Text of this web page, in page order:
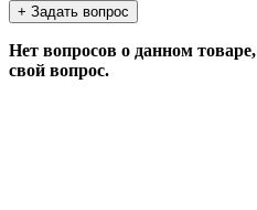
+ Задать вопрос
Нет вопросов о данном
свой вопрос.